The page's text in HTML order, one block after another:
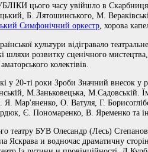
цього часу увійшло в
Б. Лятошинського, М.
Симфонічний оркестр, хорова
культури відігравало
шляхи розвитку сценічного
колектівів.
у 20-ті роки Зроби Значний внесок у
М.Заньковецька,
Я. Мар'яненко, О. Ватуля, Г.
Є. Пономаренко, В. Яременко та ін.
театру БУВ Олесандр (Лесь)
Яскрава и водночас драматичну